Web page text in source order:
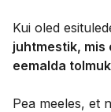
Kui oled
juhtmestik, mis
eemalda
Pea meeles, et